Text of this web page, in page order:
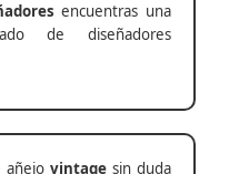
encuentras una
de diseñadores
añejo vintage sin duda